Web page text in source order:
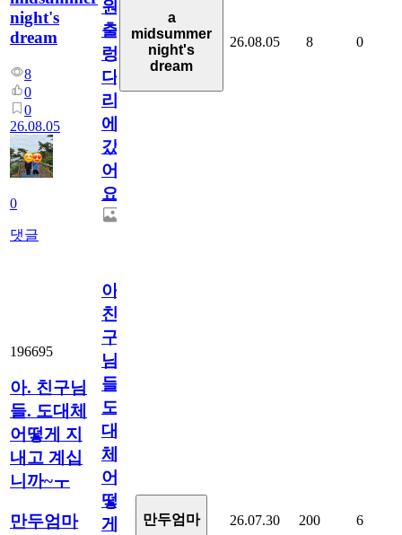
night's
dream
8
0
0
26.08.05
0
댓글
원
출
렁
다
리
에
갔
어
요.
a
midsummer
night's
dream
26.08.05 8 0
196695
아. 친구님
들. 도대체
어떻게 지
내고 계십
니까~ㅜ
만두엄마
아.
친
구
님
들.
도
대
체
어
떻
게
만두엄마 26.07.30 200 6